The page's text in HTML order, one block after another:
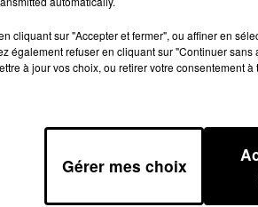
cliquant sur "Accepter et fermer", ou affiner en
également refuser en cliquant sur "Continuer
à jour vos choix, ou retirer votre consentement
Gérer mes choix